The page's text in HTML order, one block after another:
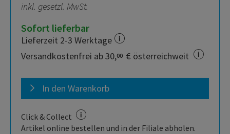
inkl. gesetzl. MwSt.
Sofort lieferbar
Lieferzeit 2-3 Werktage
Versandkostenfrei ab 30,00 € österreichweit
In den Warenkorb
Click & Collect
Artikel online bestellen und in der Filiale abholen.